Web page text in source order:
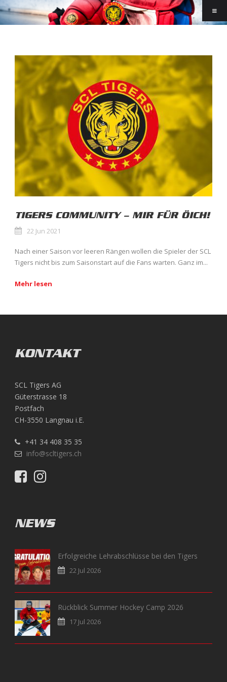
TIGERS COMMUNITY – MIR FÜR ÖICH!
22 Jun 2021
Nach einer Saison vor leeren Rängen wollen die Spieler der SCL
Tigers nicht bis zum Saisonstart auf die Fans warten. Ganz im...
Mehr lesen
KONTAKT
SCL Tigers AG
Güterstrasse 18
Postfach
CH-3550 Langnau i.E.
+41 34 408 35 35
info@scltigers.ch
NEWS
Erfolgreiche Lehrabschlüsse bei den Tigers
22 Jul 2026
Rückblick Summer Hockey Camp 2026
17 Jul 2026